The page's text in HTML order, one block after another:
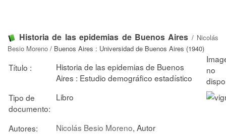
Historia de las epidemias de Buenos Aires / Nicolás
Besio Moreno / Buenos Aires : Universidad de Buenos Aires (1940)
Título :
Historia de las epidemias de Buenos
Aires : Estudio demográfico estadístico
Tipo de
documento:
Libro
Autores: Nicolás Besio Moreno, Autor